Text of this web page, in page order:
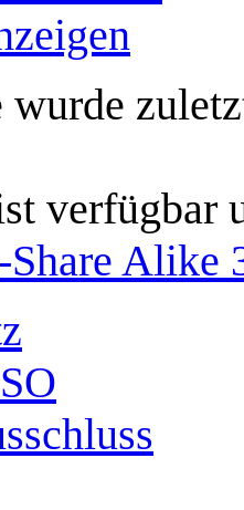
wurde
verfügbar
Alike